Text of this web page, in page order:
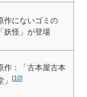
作にないゴミの
「妖怪」が登場
作：「古本屋古本
」 [10]